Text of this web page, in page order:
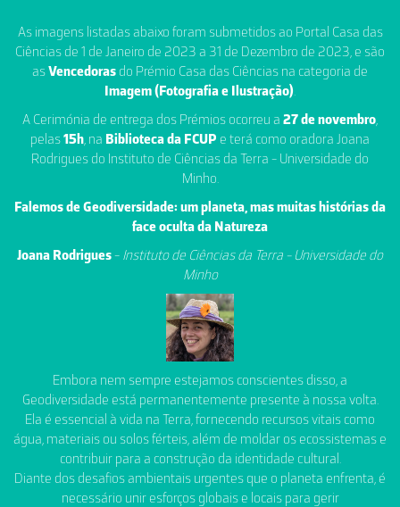
As imagens listadas abaixo foram submetidos ao Portal Casa das
Ciências de 1 de Janeiro de 2023 a 31 de Dezembro de 2023, e são
asVencedoras do Prémio Casa das Ciências na categoria de
Imagem (Fotografia e Ilustração).
A Cerimónia de entrega dos Prémios ocorreu a 27 de novembro,
pelas15h, na Biblioteca da FCUP e terá como oradora Joana
Rodrigues do Instituto de Ciências da Terra - Universidade do
Minho.
Falemos de Geodiversidade: um planeta, mas muitas histórias da
face oculta da Natureza
Joana Rodrigues- Instituto de Ciências da Terra - Universidade do
Minho
Embora nem sempre estejamos conscientes disso, a
Geodiversidade está permanentemente presente à nossa volta.
Ela é essencial à vida na Terra, fornecendo recursos vitais como
água, materiais ou solos férteis, além de moldar os ecossistemas e
contribuir para a construção da identidade cultural.
Diante dos desafios ambientais urgentes que o planeta enfrenta, é
necessário unir esforços globais e locais para gerir